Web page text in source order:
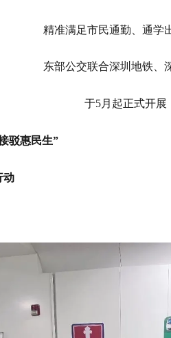
精准满足市民通勤、通学
东部公交联合深圳地铁、
于5月起正式开展
驳惠民生”
动